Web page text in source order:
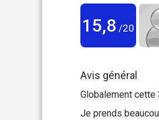
15,8 /20
Avis général
Globalement cette
Je prends